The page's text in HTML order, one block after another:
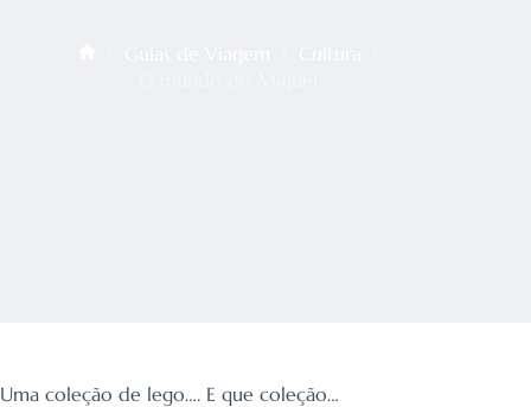
Uma coleção de lego…. E que coleção…